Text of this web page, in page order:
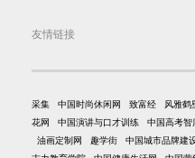
友情链接
采集 中国时尚休闲网 致富经 风雅鹤
花网
中国演讲与口才训练 中国高考智
油画定制网
趣学街 中国城市品牌建